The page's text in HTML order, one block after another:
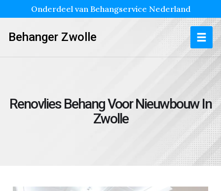
Onderdeel van Behangservice Nederland
Behanger Zwolle
Renovlies Behang Voor Nieuwbouw In
Zwolle